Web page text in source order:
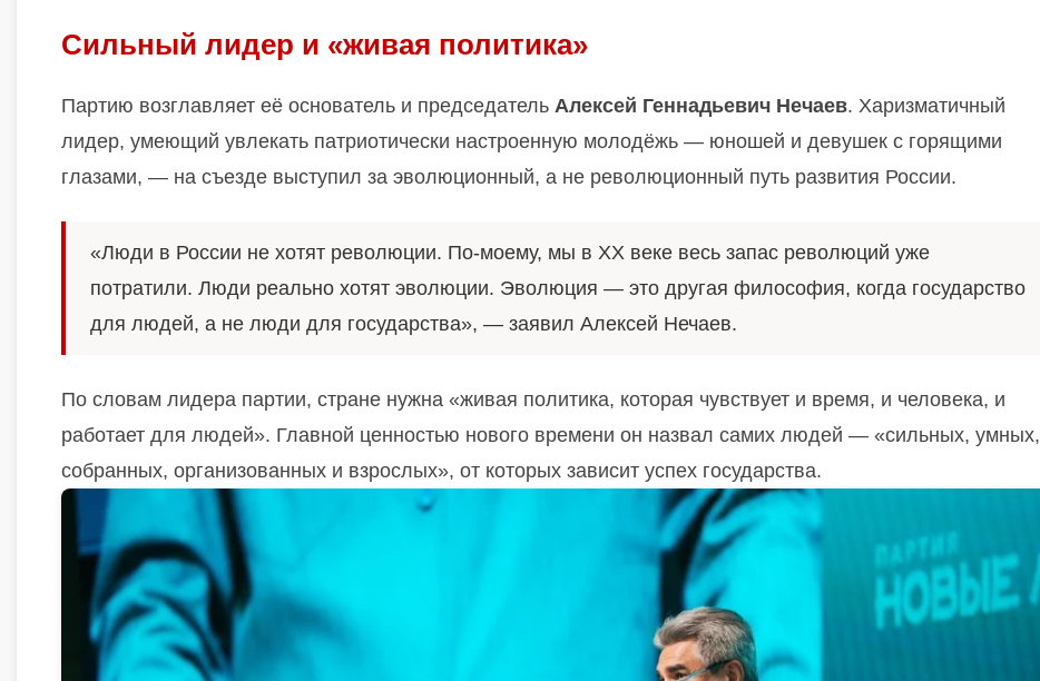
Сильный лидер и «живая политика»
Партию возглавляет её основатель и председатель Алексей Геннадьевич Нечаев. Харизматичный
лидер, умеющий увлекать патриотически настроенную молодёжь — юношей и девушек с горящими
глазами, — на съезде выступил за эволюционный, а не революционный путь развития России.
«Люди в России не хотят революции. По-моему, мы в XX веке весь запас революций уже
потратили. Люди реально хотят эволюции. Эволюция — это другая философия, когда государство
для людей, а не люди для государства», — заявил Алексей Нечаев.
По словам лидера партии, стране нужна «живая политика, которая чувствует и время, и человека, и
работает для людей». Главной ценностью нового времени он назвал самих людей — «сильных, умных,
собранных, организованных и взрослых», от которых зависит успех государства.